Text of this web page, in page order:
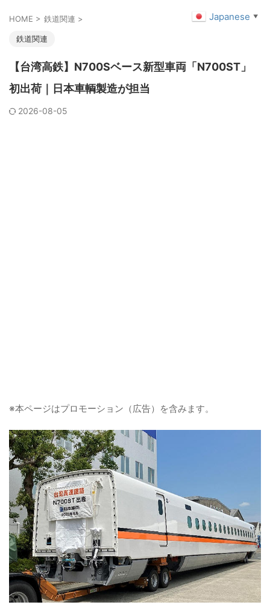
HOME > 鉄道関連 >
鉄道関連
【台湾高鉄】N700Sベース新型車両「N700ST」
初出荷｜日本車輌製造が担当
2026-08-05
※本ページはプロモーション（広告）を含みます。
Japanese ▼